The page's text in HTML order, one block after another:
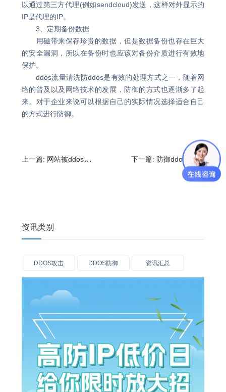
以通过第三方代理(例如sendcloud)发送，这样对外显示的
IP是代理的IP。
3、定期备份数据
用磁带来保存珍贵的数据，但是数据备份也存在巨大
的安全漏洞，所以在备份时也应该对备份介质进行有效地
保护。
ddos流量清洗防ddos是有效的处理方式之一，随着网
络的普及以及网络技术的发展，防御的方式也逐渐多了起
来。对于企业来说可以根据自己的实际情况选择适合自己
的方式进行防御。
上一篇: 网站被ddos怎么办?网站如何预防ddos 下一篇: 防御ddos多少钱?如何防止ddos攻击
资讯类别
DDOS攻击 DDOS防御 资讯汇总